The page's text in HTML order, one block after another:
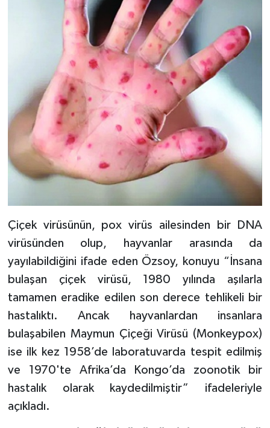
Çiçek virüsünün, pox virüs ailesinden bir DNA
virüsünden olup, hayvanlar arasında da
yayılabildiğini ifade eden Özsoy, konuyu “İnsana
bulaşan çiçek virüsü, 1980 yılında aşılarla
tamamen eradike edilen son derece tehlikeli bir
hastalıktı. Ancak hayvanlardan insanlara
bulaşabilen Maymun Çiçeği Virüsü (Monkeypox)
ise ilk kez 1958’de laboratuvarda tespit edilmiş
ve 1970'te Afrika’da Kongo’da zoonotik bir
hastalık olarak kaydedilmiştir” ifadeleriyle
açıkladı.